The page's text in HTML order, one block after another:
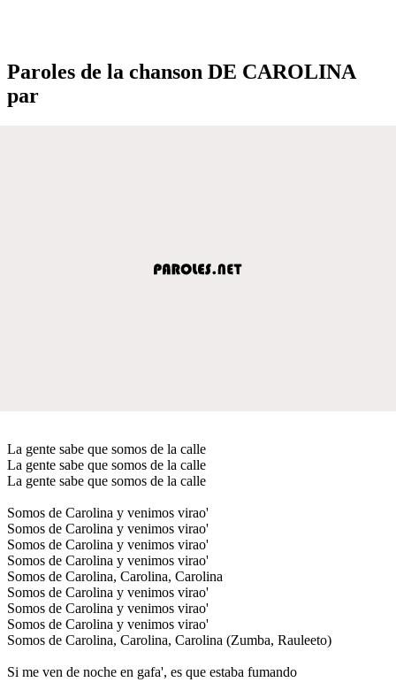
Paroles de la chanson DE CAROLINA
par
La gente sabe que somos de la calle
La gente sabe que somos de la calle
La gente sabe que somos de la calle
Somos de Carolina y venimos virao'
Somos de Carolina y venimos virao'
Somos de Carolina y venimos virao'
Somos de Carolina y venimos virao'
Somos de Carolina, Carolina, Carolina
Somos de Carolina y venimos virao'
Somos de Carolina y venimos virao'
Somos de Carolina y venimos virao'
Somos de Carolina, Carolina, Carolina (Zumba, Rauleeto)
Si me ven de noche en gafa', es que estaba fumando